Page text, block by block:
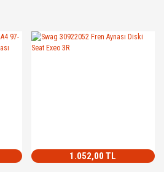
1.052,00 TL